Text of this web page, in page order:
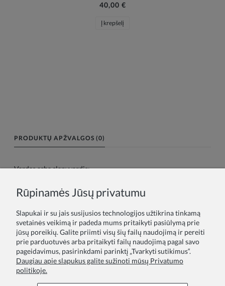
40,00 €
Į krepšelį
PRODUKTŲ APŽVALGOS (0)
Vardas arba slapyvardis:
Rūpinamės Jūsų privatumu
Slapukai ir su jais susijusios technologijos užtikrina tinkamą
svetainės veikimą ir padeda mums pritaikyti pasiūlymą prie
jūsų poreikių. Galite priimti visų šių failų naudojimą ir pereiti
prie parduotuvės arba pritaikyti failų naudojimą pagal savo
pageidavimus, pasirinkdami parinktį „Tvarkyti sutikimus“.
Daugiau apie slapukus galite sužinoti mūsų Privatumo
politikoje.